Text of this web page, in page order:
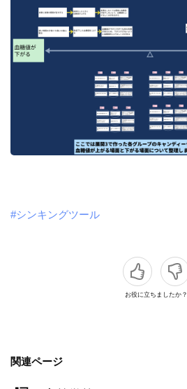
#シンキングツール
お役に立ちましたか？
関連ページ